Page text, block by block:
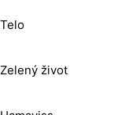
Telo
Zelený život